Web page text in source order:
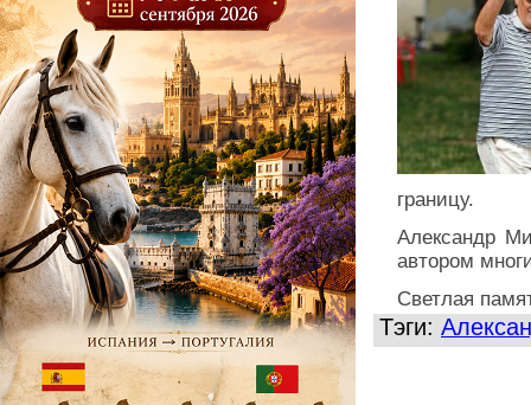
границу.
Александр
автором
Светлая
Тэги: